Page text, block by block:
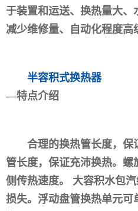
于装置和运送、换热量大
减少维修量、自动化程度高
半容积式换热器
—特点介绍
合理的换热管长度，保
管长度，保证充沛换热。螺
侧传热速度。 大容积水包
损失。浮动盘管换热单元可